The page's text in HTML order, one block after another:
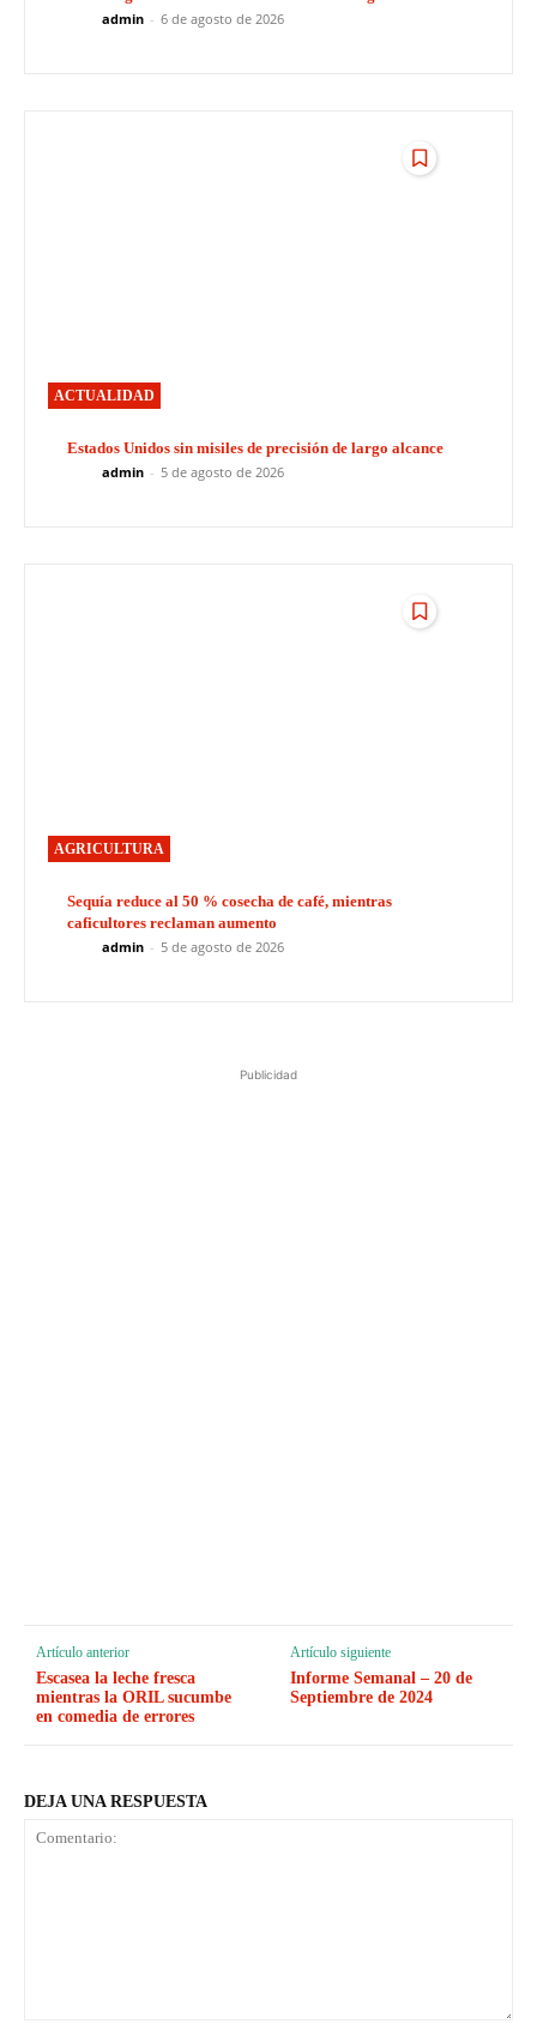
admin - 6 de agosto de 2026
ACTUALIDAD
Estados Unidos sin misiles de precisión de largo alcance
admin - 5 de agosto de 2026
AGRICULTURA
Sequía reduce al 50 % cosecha de café, mientras
caficultores reclaman aumento
admin - 5 de agosto de 2026
Publicidad
Artículo anterior
Escasea la leche fresca
mientras la ORIL sucumbe
en comedia de errores
Artículo siguiente
Informe Semanal – 20 de
Septiembre de 2024
DEJA UNA RESPUESTA